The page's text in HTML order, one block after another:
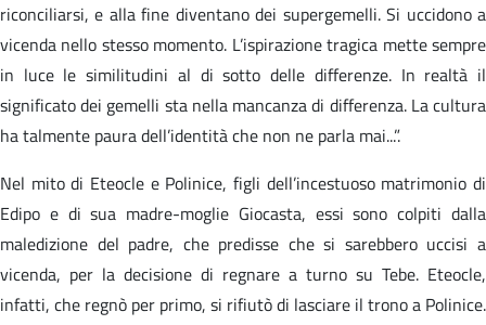
riconciliarsi, e alla fine diventano dei supergemelli. Si uccidono a
vicenda nello stesso momento. L’ispirazione tragica mette sempre
in luce le similitudini al di sotto delle differenze. In realtà il
significato dei gemelli sta nella mancanza di differenza. La cultura
ha talmente paura dell’identità che non ne parla mai...”.
Nel mito di Eteocle e Polinice, figli dell’incestuoso matrimonio di
Edipo e di sua madre-moglie Giocasta, essi sono colpiti dalla
maledizione del padre, che predisse che si sarebbero uccisi a
vicenda, per la decisione di regnare a turno su Tebe. Eteocle,
infatti, che regnò per primo, si rifiutò di lasciare il trono a Polinice.